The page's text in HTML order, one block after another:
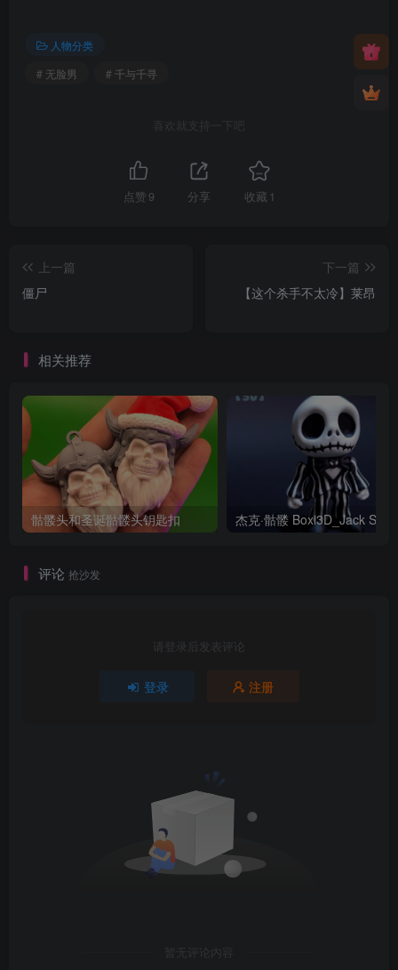
人物分类
# 无脸男
# 千与千寻
喜欢就支持一下吧
点赞 9 分享 收藏 1
上一篇
僵尸
下一篇
【这个杀手不太冷】莱昂
相关推荐
骷髅头和圣诞骷髅头钥匙扣
评论 抢沙发
请登录后发表评论
登录 注册
暂无评论内容